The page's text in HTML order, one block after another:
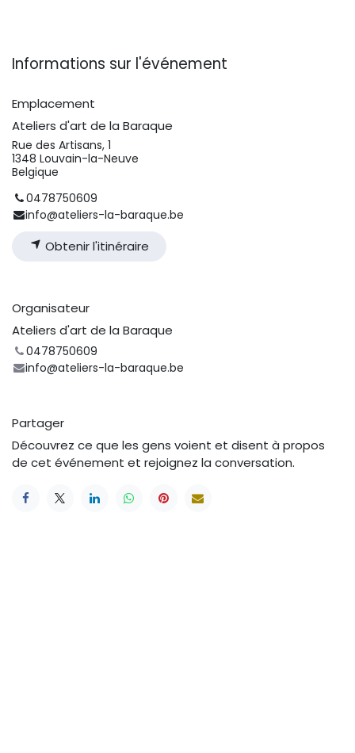
Informations sur l'événement
Emplacement
Ateliers d'art de la Baraque
Rue des Artisans, 1
1348 Louvain-la-Neuve
Belgique
0478750609
info@ateliers-la-baraque.be
Obtenir l'itinéraire
Organisateur
Ateliers d'art de la Baraque
0478750609
info@ateliers-la-baraque.be
Partager
Découvrez ce que les gens voient et disent à propos
de cet événement et rejoignez la conversation.